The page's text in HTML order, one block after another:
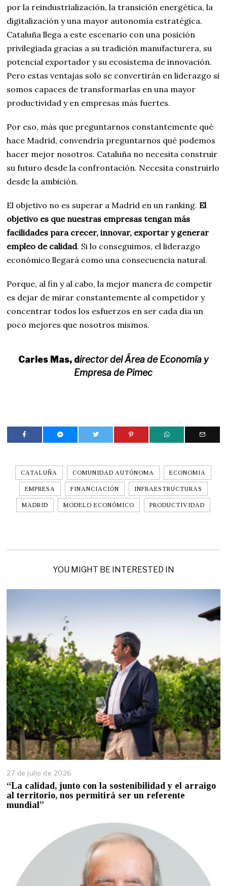
por la reindustrialización, la transición energética, la
digitalización y una mayor autonomía estratégica.
Cataluña llega a este escenario con una posición
privilegiada gracias a su tradición manufacturera, su
potencial exportador y su ecosistema de innovación.
Pero estas ventajas solo se convertirán en liderazgo si
somos capaces de transformarlas en una mayor
productividad y en empresas más fuertes.
Por eso, más que preguntarnos constantemente qué
hace Madrid, convendría preguntarnos qué podemos
hacer mejor nosotros. Cataluña no necesita construir
su futuro desde la confrontación. Necesita construirlo
desde la ambición.
El objetivo no es superar a Madrid en un ranking.El
objetivo es que nuestras empresas tengan más
facilidades para crecer, innovar, exportar y generar
empleo de calidad. Si lo conseguimos, el liderazgo
económico llegará como una consecuencia natural.
Porque, al fin y al cabo, la mejor manera de competir
es dejar de mirar constantemente al competidor y
concentrar todos los esfuerzos en ser cada día un
poco mejores que nosotros mismos.
Carles Mas, director del Área de Economía y
Empresa de Pimec
CATALUÑA COMUNIDAD AUTÓNOMA ECONOMIA
EMPRESA FINANCIACIÓN INFRAESTRUCTURAS
MADRID MODELO ECONÓMICO PRODUCTIVIDAD
YOU MIGHT BE INTERESTED IN
27 de julio de 2026
7
d
e
“La calidad, junto con la sostenibilidad y el arraigo
al territorio, nos permitirá ser un referente
mundial”